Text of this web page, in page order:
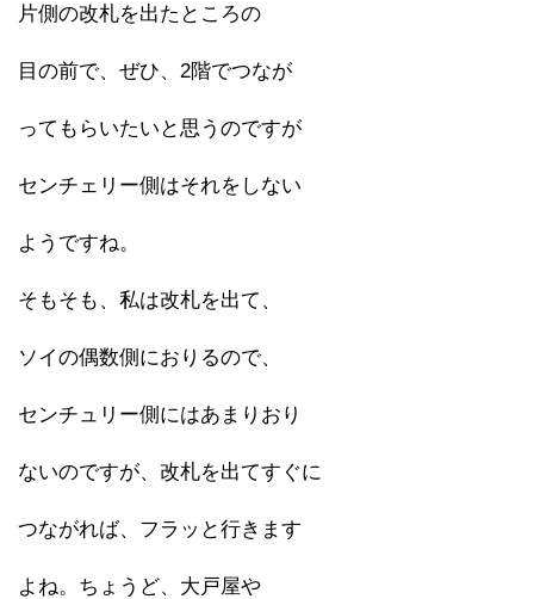
片側の改札を出たところの
目の前で、ぜひ、2階でつなが
ってもらいたいと思うのですが
センチェリー側はそれをしない
ようですね。
そもそも、私は改札を出て、
ソイの偶数側におりるので、
センチュリー側にはあまりおり
ないのですが、改札を出てすぐに
つながれば、フラッと行きます
よね。ちょうど、大戸屋や